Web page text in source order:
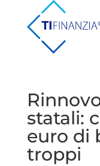
statali:
euro di
troppi